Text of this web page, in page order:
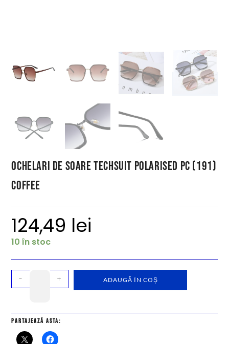
Ochelari de Soare Techsuit Polarised PC (191)
Coffee
124,49 lei
10 în stoc
- + ADAUGĂ ÎN COȘ
Partajează asta: